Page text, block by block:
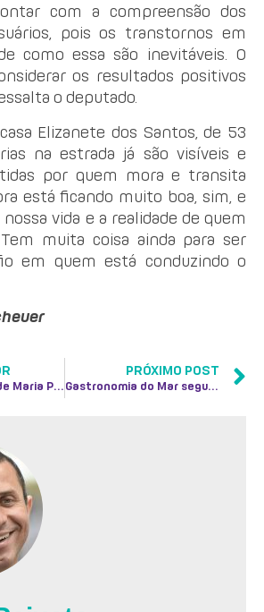
com a compreensão dos
pois os transtornos em
como essa são inevitáveis. O
os resultados positivos
o deputado.
Elizanete dos Santos, de 53
na estrada já são visíveis e
por quem mora e transita
está ficando muito boa, sim, e
vida e a realidade de quem
muita coisa ainda para ser
em quem está conduzindo o
Trevo na Praça de Maria Paula recebe primeira camada de asfalto
PRÓXIMO POST
Gastronomia do Mar segue atraindo adeptos da boa mesa em Niterói e no Rio